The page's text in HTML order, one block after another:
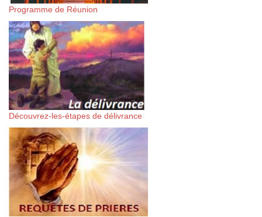
Programme de Réunion
Découvrez-les-étapes de délivrance